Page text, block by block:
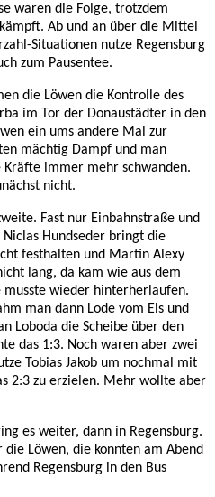
waren die Folge, trotzdem
Ab und an über die Mittel
Situationen nutze Regensburg
zum Pausentee.
die Löwen die Kontrolle des
im Tor der Donaustädter in den
ein ums andere Mal zur
mächtig Dampf und man
Kräfte immer mehr schwanden.
nicht.
Fast nur Einbahnstraße und
Hundseder bringt die
festhalten und Martin Alexy
lang, da kam wie aus dem
musste wieder hinterherlaufen.
man dann Lode vom Eis und
Loboda die Scheibe über den
das 1:3. Noch waren aber zwei
Tobias Jakob um nochmal mit
2:3 zu erzielen. Mehr wollte aber
es weiter, dann in Regensburg.
Löwen, die konnten am Abend
Regensburg in den Bus